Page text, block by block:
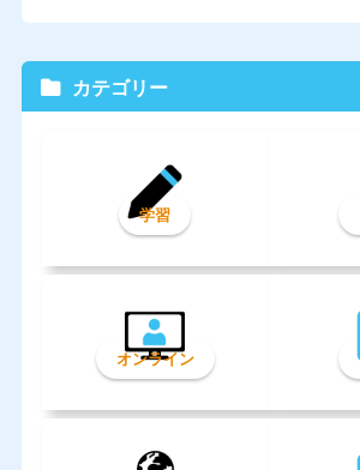
カテゴリー
学習
オンライン